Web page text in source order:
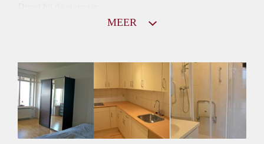
Huurtoeslag
Niet mogelijk
Inkomen eis
N.V.T.
Huurtermijn
Onbepaalde termijn
MEER